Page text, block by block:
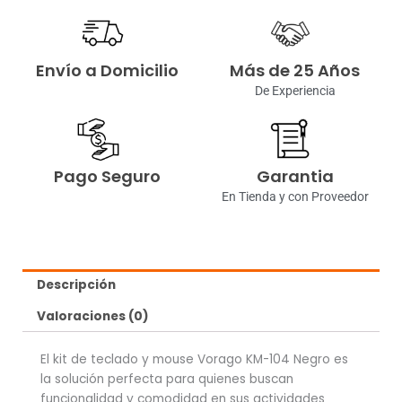
Envío a Domicilio Más de 25 Años
De Experiencia
Pago Seguro Garantia
En Tienda y con Proveedor
Descripción
Valoraciones (0)
El kit de teclado y mouse Vorago KM-104 Negro es
la solución perfecta para quienes buscan
funcionalidad y comodidad en sus actividades